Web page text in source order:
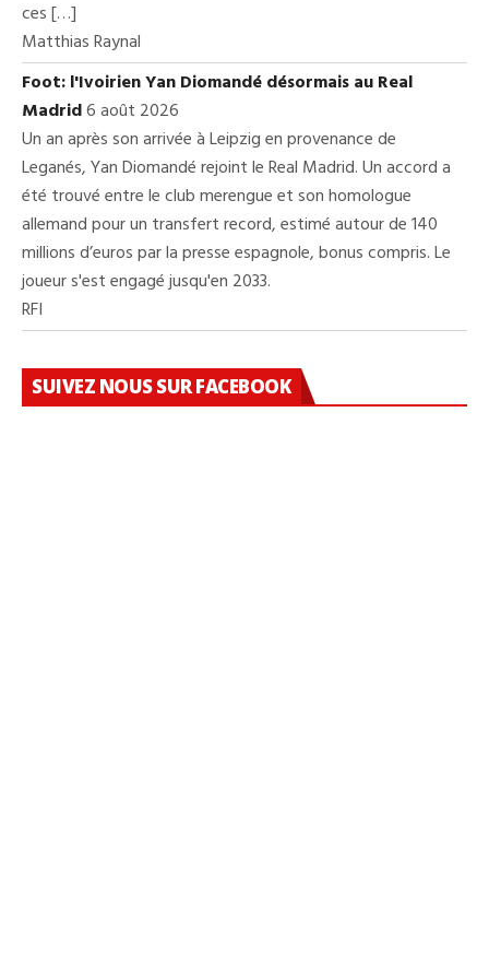
ces […]
Matthias Raynal
Foot: l'Ivoirien Yan Diomandé désormais au Real
Madrid6 août 2026
Un an après son arrivée à Leipzig en provenance de
Leganés, Yan Diomandé rejoint le Real Madrid. Un accord a
été trouvé entre le club merengue et son homologue
allemand pour un transfert record, estimé autour de 140
millions d’euros par la presse espagnole, bonus compris. Le
joueur s'est engagé jusqu'en 2033.
RFI
SUIVEZ NOUS SUR FACEBOOK